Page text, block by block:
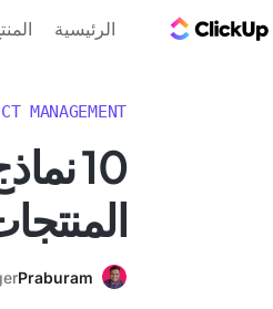
الرئيسية
MANAGEMENT
10
Praburam